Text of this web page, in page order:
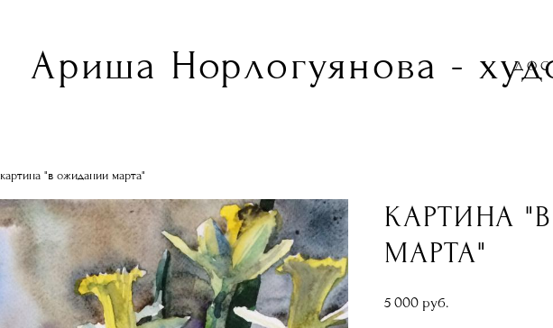
Ариша Норлогуянова -
картина "в ожидании марта"
КАРТИНА
МАРТА"
5 000 pуб.